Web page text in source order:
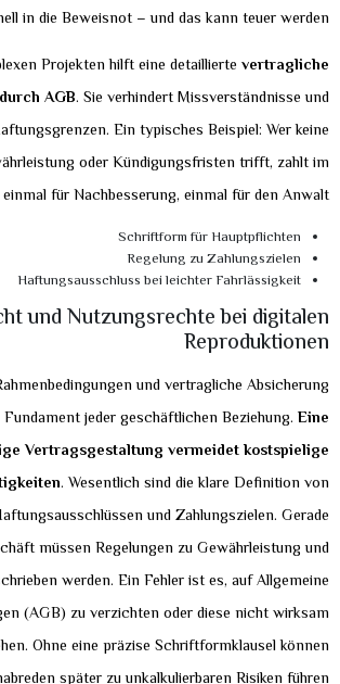
in die Beweisnot – und das kann teuer werden.
Projekten hilft eine detailliertevertragliche
AGB. Sie verhindert Missverständnisse und
Ein typisches Beispiel: Wer keine
oder Kündigungsfristen trifft, zahlt im
für Nachbesserung, einmal für den Anwalt.
Schriftform für Hauptpflichten
Regelung zu Zahlungszielen
Haftungsausschluss bei leichter Fahrlässigkeit
und Nutzungsrechte bei digitalen
Reproduktionen
und vertragliche Absicherung
Fundament jeder geschäftlichen Beziehung.Eine
Vertragsgestaltung vermeidet kostspielige
. Wesentlich sind die klare Definition von
und Zahlungszielen. Gerade
müssen Regelungen zu Gewährleistung und
werden. Ein Fehler ist es, auf Allgemeine
(AGB) zu verzichten oder diese nicht wirksam
Ohne eine präzise Schriftformklausel können
später zu unkalkulierbaren Risiken führen.